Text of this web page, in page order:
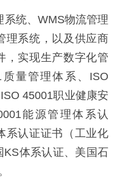
系统、WMS物流管理
理系统，以及供应商
，实现生产数字化管
量管理体系、ISO
45001职业健康安
能源管理体系认
系认证证书（工业化
体系认证、美国石